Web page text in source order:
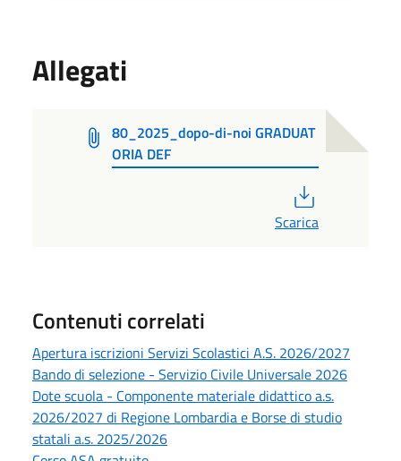
Allegati
80_2025_dopo-di-noi GRADUAT
ORIA DEF
Scarica
Contenuti correlati
Apertura iscrizioni Servizi Scolastici A.S. 2026/2027
Bando di selezione - Servizio Civile Universale 2026
Dote scuola - Componente materiale didattico a.s.
2026/2027 di Regione Lombardia e Borse di studio
statali a.s. 2025/2026